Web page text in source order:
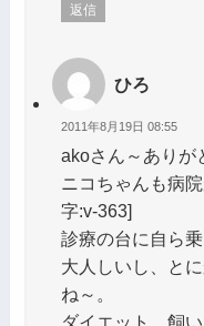
返信
ひろ
2011年8月19日 08:55
akoさん～ありが
ニコちゃんも病
字:v-363]
診療の台に自ら
大人しいし、と
ね～。
ダイエット、飼